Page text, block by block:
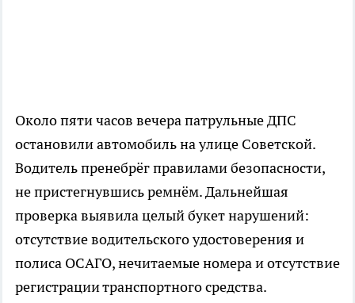
Около пяти часов вечера патрульные ДПС
остановили автомобиль на улице Советской.
Водитель пренебрёг правилами безопасности,
не пристегнувшись ремнём. Дальнейшая
проверка выявила целый букет нарушений:
отсутствие водительского удостоверения и
полиса ОСАГО, нечитаемые номера и отсутствие
регистрации транспортного средства.